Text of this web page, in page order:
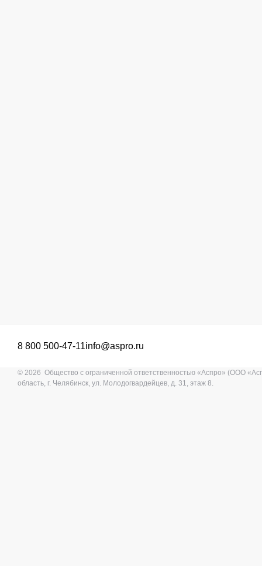
8 800 500-47-11info@aspro.ru
© 2026 Общество с ограниченной ответственностью «Аспро» (ООО
область, г. Челябинск, ул. Молодогвардейцев, д. 31, этаж 8.